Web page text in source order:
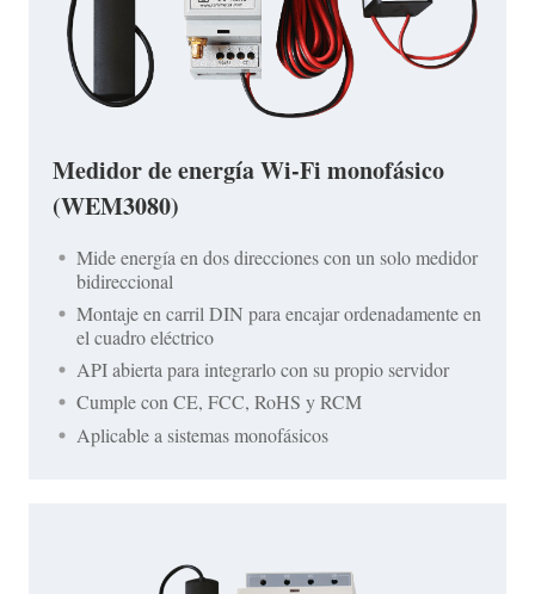
Medidor de energía Wi-Fi monofásico
(WEM3080)
Mide energía en dos direcciones con un solo medidor
bidireccional
Montaje en carril DIN para encajar ordenadamente en
el cuadro eléctrico
API abierta para integrarlo con su propio servidor
Cumple con CE, FCC, RoHS y RCM
Aplicable a sistemas monofásicos